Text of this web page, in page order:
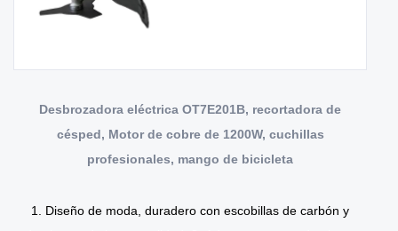
Desbrozadora eléctrica OT7E201B, recortadora de
césped, Motor de cobre de 1200W, cuchillas
profesionales, mango de bicicleta
1. Diseño de moda, duradero con escobillas de carbón y